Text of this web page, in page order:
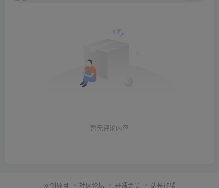
暂无评论内容
网创项目 社区论坛 开通会员 站长加盟